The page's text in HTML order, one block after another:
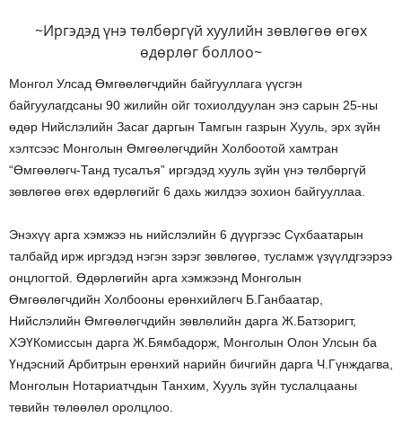
~Иргэдэд үнэ төлбөргүй хуулийн зөвлөгөө өгөх
өдөрлөг боллоо~
Монгол Улсад Өмгөөлөгчдийн байгууллага үүсгэн
байгуулагдсаны 90 жилийн ойг тохиолдуулан энэ сарын 25-ны
өдөр Нийслэлийн Засаг даргын Тамгын газрын Хууль, эрх зүйн
хэлтсээс Монголын Өмгөөлөгчдийн Холбоотой хамтран
“Өмгөөлөгч-Танд тусалъя” иргэдэд хууль зүйн үнэ төлбөргүй
зөвлөгөө өгөх өдөрлөгийг 6 дахь жилдээ зохион байгууллаа.
Энэхүү арга хэмжээ нь нийслэлийн 6 дүүргээс Сүхбаатарын
талбайд ирж иргэдэд нэгэн зэрэг зөвлөгөө, тусламж үзүүлдгээрээ
онцлогтой. Өдөрлөгийн арга хэмжээнд Монголын
Өмгөөлөгчдийн Холбооны ерөнхийлөгч Б.Ганбаатар,
Нийслэлийн Өмгөөлөгчдийн зөвлөлийн дарга Ж.Батзоригт,
ХЭҮКомиссын дарга Ж.Бямбадорж, Монголын Олон Улсын ба
Үндэсний Арбитрын ерөнхий нарийн бичгийн дарга Ч.Гүнждагва,
Монголын Нотариатчдын Танхим, Хууль зүйн туслалцааны
төвийн төлөөлөл оролцлоо.